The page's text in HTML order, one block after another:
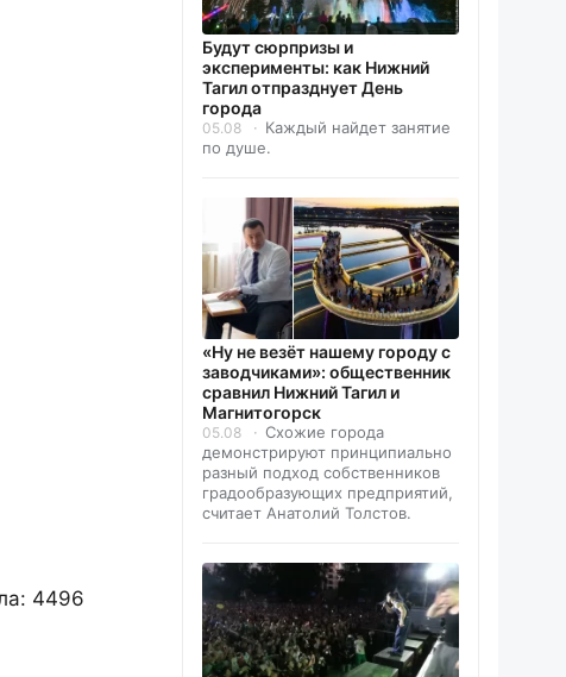
4496
Будут сюрпризы и
эксперименты: как Нижний
Тагил отпразднует День
города
05.08
Каждый найдет занятие
по душе.
«Ну не везёт нашему городу с
заводчиками»: общественник
сравнил Нижний Тагил и
Магнитогорск
05.08
Схожие города
демонстрируют принципиально
разный подход собственников
градообразующих предприятий,
считает Анатолий Толстов.